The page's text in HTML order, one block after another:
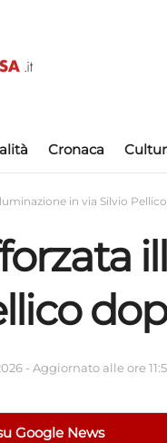
Cronaca
in via Silvio
- Aggiornato alle ore
Google News